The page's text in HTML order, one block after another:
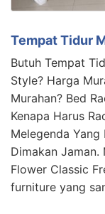
Tempat Tidur
Butuh Tempat
Style? Harga
Murahan? Bed
Kenapa Harus
Melegenda
Dimakan
Flower Classic
furniture yang